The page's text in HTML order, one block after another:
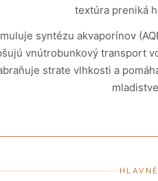
textúra preniká
syntézu akvaporínov
vnútrobunkový transport
strate vlhkosti a